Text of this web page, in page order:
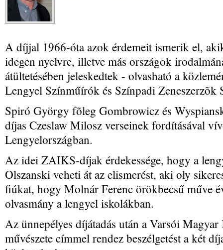
A díjjal 1966-óta azok érdemeit ismerik el,
idegen nyelvre, illetve más országok
átültetésében jeleskedtek - olvasható a
Lengyel Színműírók és Színpadi
Spiró György fõleg Gombrowicz és
díjas Czeslaw Milosz verseinek fordításával
Lengyelországban.
Az idei ZAIKS-díjak érdekessége, hogy a
Olszanski veheti át az elismerést, aki oly
fiúkat, hogy Molnár Ferenc örökbecsű műve
olvasmány a lengyel iskolákban.
Az ünnepélyes díjátadás után a Varsói
művészete címmel rendez beszélgetést a két